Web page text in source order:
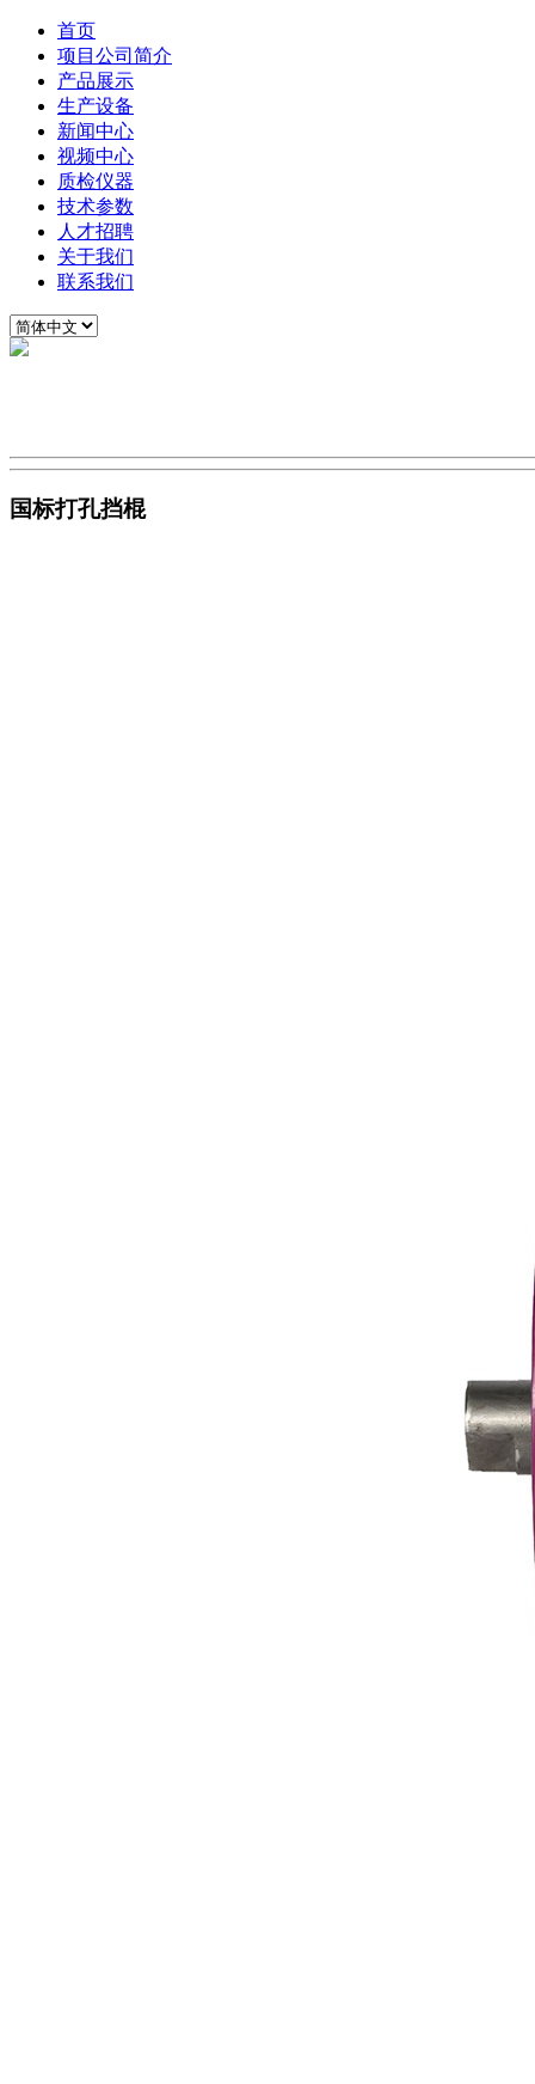
首页
项目公司简介
产品展示
生产设备
新闻中心
视频中心
质检仪器
技术参数
人才招聘
关于我们
联系我们
国标打孔挡棍